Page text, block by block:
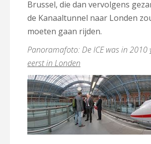
Brussel, die dan vervolgens
de Kanaaltunnel naar Londen
moeten gaan rijden.
Panoramafoto: De ICE was in 2010
eerst in Londen